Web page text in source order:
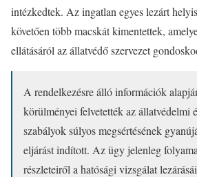
intézkedtek. Az ingatlan egyes lezárt
követően több macskát kimentettek,
ellátásáról az állatvédő szervezet
A rendelkezésre álló információk
körülményei felvetették az állatvédelmi
szabályok súlyos megsértésének
eljárást indított. Az ügy jelenleg
részleteiről a hatósági vizsgálat